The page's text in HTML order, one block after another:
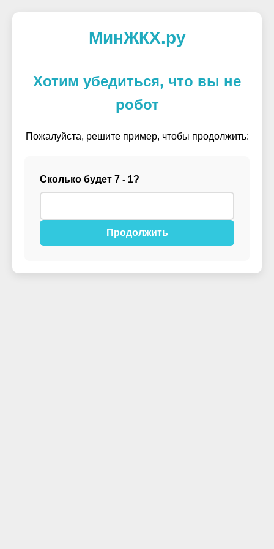
МинЖКХ.ру
Хотим убедиться, что вы не
робот
Пожалуйста, решите пример, чтобы продолжить:
Сколько будет 7 - 1?
Продолжить